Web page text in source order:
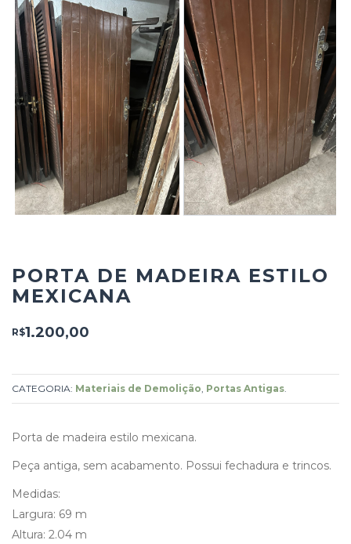
PORTA DE MADEIRA ESTILO
MEXICANA
R$1.200,00
CATEGORIA: Materiais de Demolição Portas Antigas
Porta de madeira estilo mexicana.
Peça antiga, sem acabamento. Possui fechadura e trincos.
Medidas:
Largura: 69 m
Altura: 2.04 m